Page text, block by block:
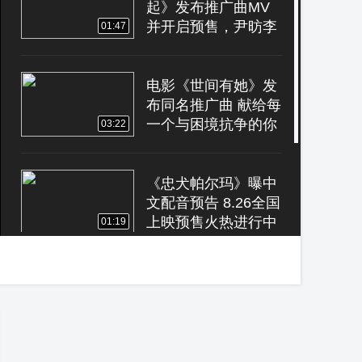
01:47
起》发布推广曲MV
并开启预售，尹昉李
03:22
电影《世间有她》发
布同名推广曲 献给每
一个与困境抗争的你
01:19
《忠犬帕尔玛》曝中
文配音预告 8.26全国
上映预售火热进行中
《沼泽深处的女孩》